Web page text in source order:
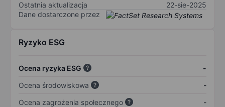
Ostatnia aktualizacja
22-sie-2025
Dane dostarczone przez
Ryzyko ESG
Ocena ryzyka ESG
-
Ocena środowiskowa
-
Ocena zagrożenia społecznego
-